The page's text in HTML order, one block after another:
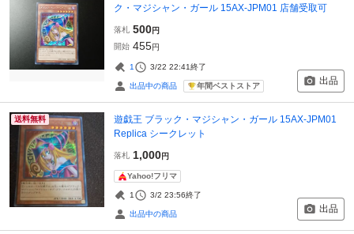
ク・マジシャン・ガール 15AX-JPM01 店舗受取可
落札 500円
開始 455円
1 3/22 22:41終了
出品中の商品 年間ベストストア 出品
送料無料
遊戯王 ブラック・マジシャン・ガール 15AX-JPM01
Replica シークレット
落札 1,000円
Yahoo!フリマ
1 3/2 23:56終了
出品中の商品 出品